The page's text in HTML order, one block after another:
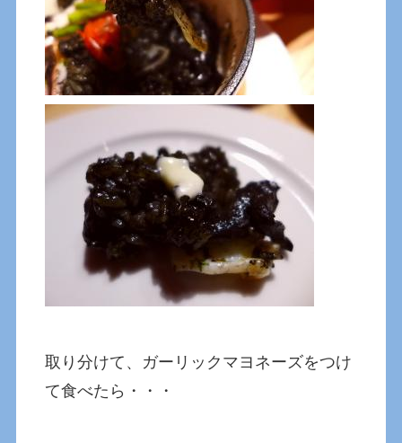
取り分けて、ガーリックマヨネーズをつけ
て食べたら・・・